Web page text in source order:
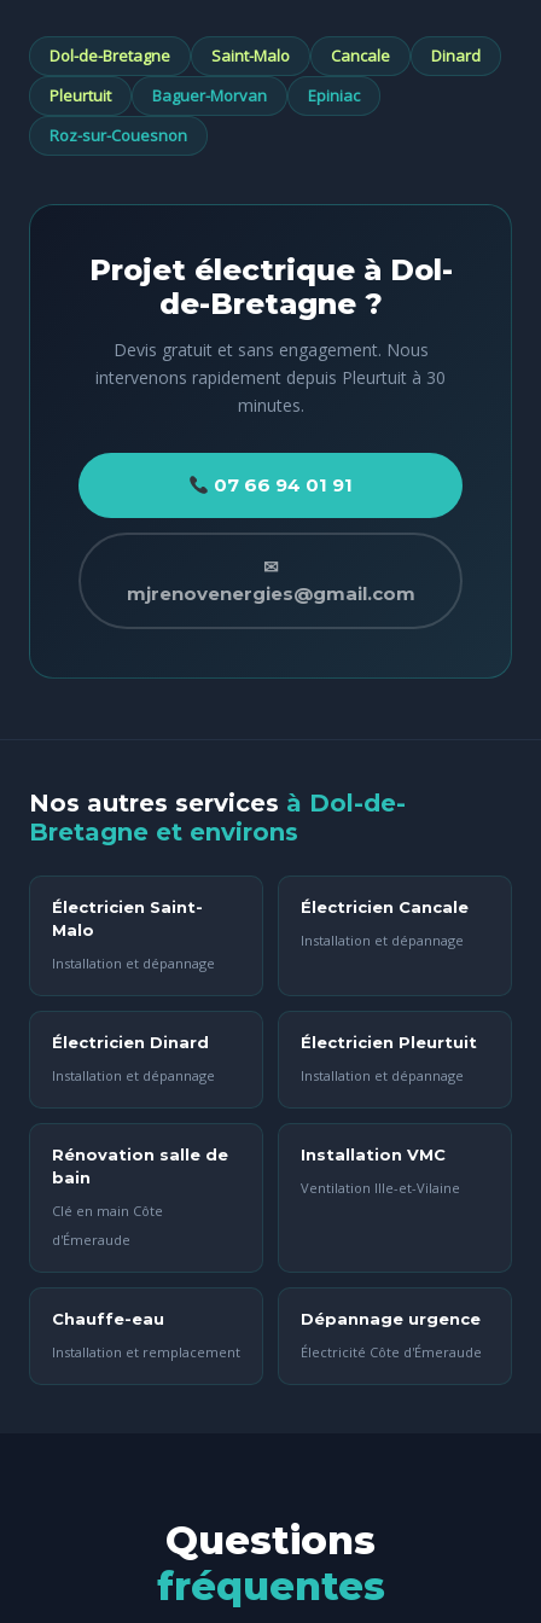
Dol-de-Bretagne Saint-Malo Cancale
Dinard
Pleurtuit
Baguer-Morvan
Epiniac
Roz-sur-Couesnon
Projet électrique à Dol-
de-Bretagne ?
Devis gratuit et sans engagement. Nous
intervenons rapidement depuis Pleurtuit à 30
minutes.
07 66 94 01 91
✉
mjrenovenergies@gmail.com
Nos autres services à Dol-de-
Bretagne et environs
Électricien Saint-
Malo
Installation et dépannage
Électricien Cancale
Installation et dépannage
Électricien Dinard
Installation et dépannage
Électricien Pleurtuit
Installation et dépannage
Rénovation salle de
bain
Clé en main Côte
d'Émeraude
Installation VMC
Ventilation Ille-et-Vilaine
Chauffe-eau
Installation et remplacement
Dépannage urgence
Électricité Côte d'Émeraude
Questions
fréquentes